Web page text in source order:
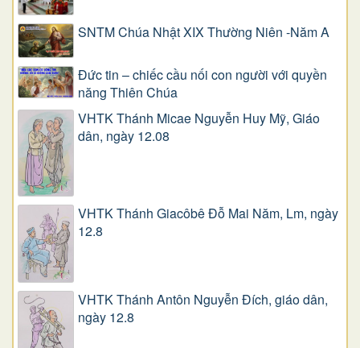
SNTM Chúa Nhật XIX Thường Niên -Năm A
Đức tin – chiếc cầu nối con người với quyền
năng Thiên Chúa
VHTK Thánh Micae Nguyễn Huy Mỹ, Giáo
dân, ngày 12.08
VHTK Thánh Giacôbê Ðỗ Mai Năm, Lm, ngày
12.8
VHTK Thánh Antôn Nguyễn Ðích, giáo dân,
ngày 12.8